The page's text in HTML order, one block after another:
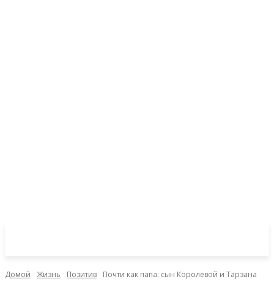
Домой Жизнь Позитив
Почти как папа: сын Королевой и Тарзана